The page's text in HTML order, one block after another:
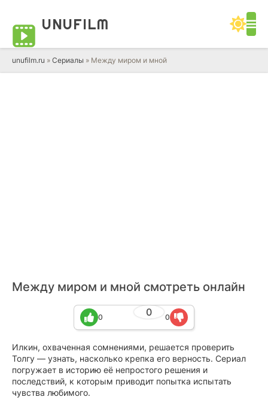
UNUFILM
unufilm.ru » Сериалы » Между миром и мной
Между миром и мной смотреть онлайн
0
0 0
Илкин, охваченная сомнениями, решается проверить
Толгу — узнать, насколько крепка его верность. Сериал
погружает в историю её непростого решения и
последствий, к которым приводит попытка испытать
чувства любимого.